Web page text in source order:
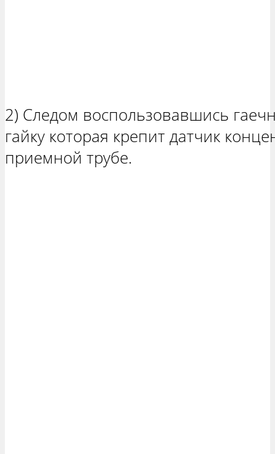
2) Следом воспользовавшись
гайку которая крепит датчик
приемной трубе.